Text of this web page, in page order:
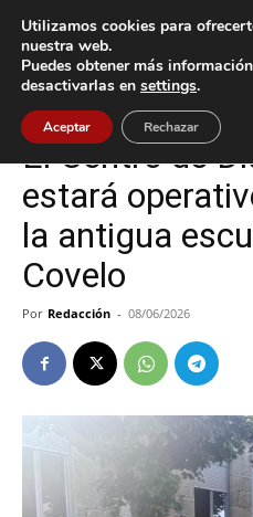
Inicio O Porriño
O Porriño
El Centro de
estará
la antigua
Covelo
Por Redacción - 08/06/2026
Utilizamos cookies para
nuestra web.
Puedes obtener más
desactivarlas en settings.
Aceptar Rechazar